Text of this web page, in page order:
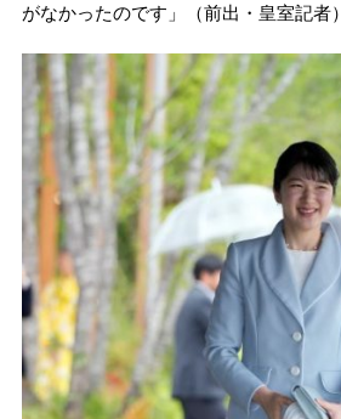
がなかったのです」（前出・皇室記者）